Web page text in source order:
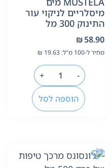
מיסלריים לניקוי עור
התינוק 300 מל
₪58.90
מחיר ל-100 מ"ל: ₪ 19.63
-
+
הוספה לסל